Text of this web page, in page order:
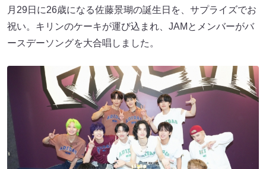
月29日に26歳になる佐藤景瑚の誕生日を、サプライズでお
祝い。キリンのケーキが運び込まれ、JAMとメンバーがバ
ースデーソングを大合唱しました。